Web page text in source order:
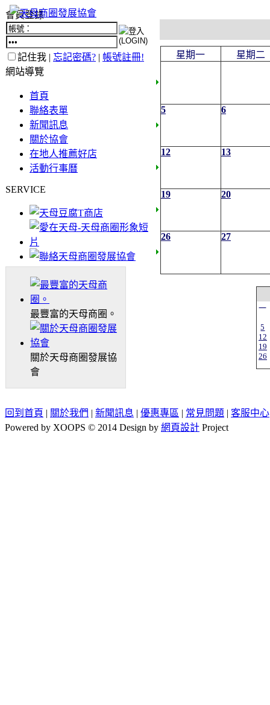
會員登錄
記住我 | 忘記密碼? | 帳號註冊!
網站導覽
首頁
聯絡表單
新聞訊息
關於協會
在地人推薦好店
活動行事曆
SERVICE
最豐富的天母商圈。
關於天母商圈發展協
會
星期一 星期二
5 6
12 13
19 20
26 27
一
5
12
19
26
回到首頁 | 關於我們 | 新聞訊息 | 優惠專區 | 常見問題 | 客服中心
Powered by XOOPS © 2014 Design by 網頁設計 Project